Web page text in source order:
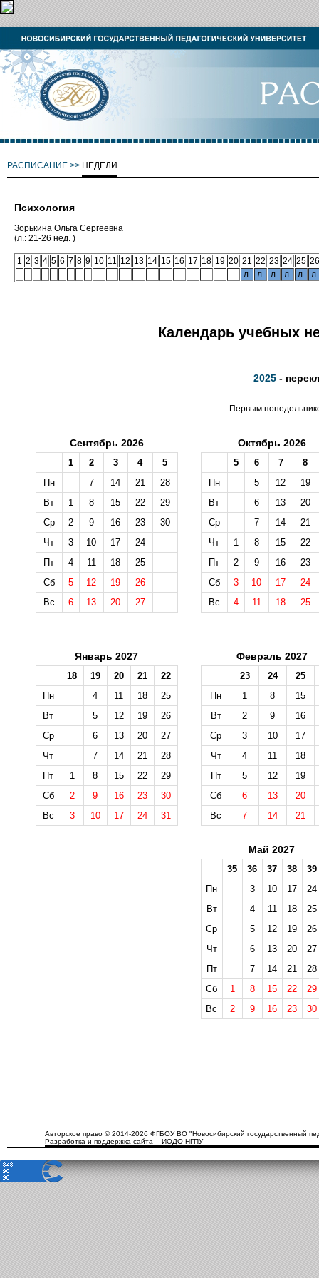
РАСПИСАНИЕ >> НЕДЕЛИ
Психология
Зорькина Ольга Сергеевна
(л.: 21-26 нед. )
1 2 3 4 5 6 7 8 9 10 11 12 13 14 15 16 17 18 19 20 21 22 23 24 25 26
л.
л. л. л. л. л.
Календарь учебных
2025 -
Первым
Сентябрь 2026
1 2 3 4
5
Пн
7 14 21
28
Вт
1 8 15 22
29
Ср
2 9 16 23
30
Чт
3 10 17
24
Пт
4 11 18
25
Сб
5 12 19
26
Вс
6 13 20 27
Октябрь 2026
5 6 7
8
Пн
5 12
19
Вт
6 13
20
Ср
7 14
21
Чт
1 8 15
22
Пт
2 9 16
23
Сб
3 10 17
24
Вс
4 11 18 25
Январь 2027
18 19 20 21
22
Пн
4 11 18
25
Вт
5 12 19
26
Ср
6 13 20
27
Чт
7 14 21
28
Пт
1 8 15 22
29
Сб
2 9 16 23
30
Вс
3 10 17 24 31
Февраль 2027
23 24
25
Пн
1 8
15
Вт
2 9
16
Ср
3 10
17
Чт
4 11
18
Пт
5 12
19
Сб
6 13
20
Вс
7 14 21
Май 2027
35 36 37 38
39
Пн
3 10 17
24
Вт
4 11 18
25
Ср
5 12 19
26
Чт
6 13 20
27
Пт
7 14 21
28
Сб
1 8 15 22
29
Вс
2 9 16 23 30
Авторское право © 2014-2026 ФГБОУ ВО "Новосибирский государственный
Разработка и поддержка сайта – ИОДО НГПУ